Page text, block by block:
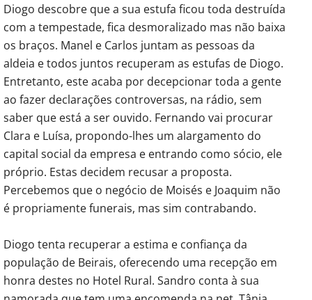
Diogo descobre que a sua estufa ficou toda destruída
com a tempestade, fica desmoralizado mas não baixa
os braços. Manel e Carlos juntam as pessoas da
aldeia e todos juntos recuperam as estufas de Diogo.
Entretanto, este acaba por decepcionar toda a gente
ao fazer declarações controversas, na rádio, sem
saber que está a ser ouvido. Fernando vai procurar
Clara e Luísa, propondo-lhes um alargamento do
capital social da empresa e entrando como sócio, ele
próprio. Estas decidem recusar a proposta.
Percebemos que o negócio de Moisés e Joaquim não
é propriamente funerais, mas sim contrabando.
Diogo tenta recuperar a estima e confiança da
população de Beirais, oferecendo uma recepção em
honra destes no Hotel Rural. Sandro conta à sua